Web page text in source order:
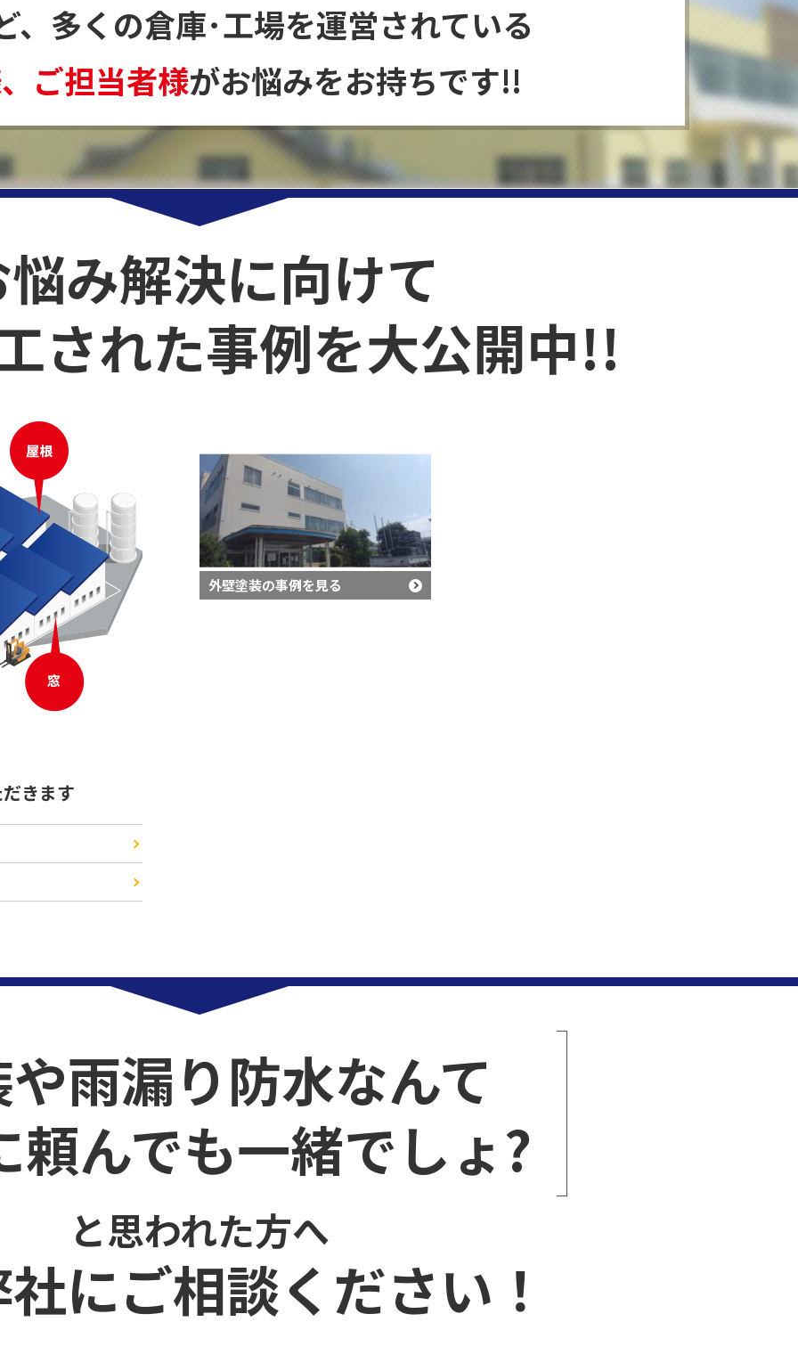
多くの倉庫･工場を運営されている
ご担当者様がお悩みをお持ちです!!
み解決に向けて
された事例を大公開中!!
きます
外壁塗装の事例を見る
雨漏り防水なんて
頼んでも一緒でしょ?
と思われた方へ
にご相談ください！